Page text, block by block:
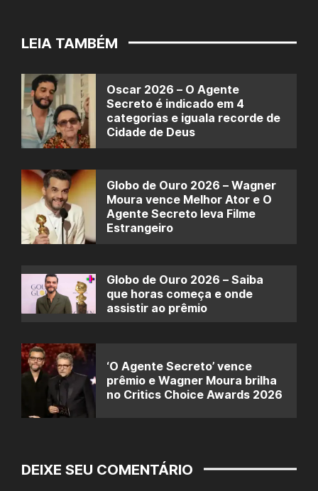
LEIA TAMBÉM
Oscar 2026 – O Agente
Secreto é indicado em 4
categorias e iguala recorde de
Cidade de Deus
Globo de Ouro 2026 – Wagner
Moura vence Melhor Ator e O
Agente Secreto leva Filme
Estrangeiro
Globo de Ouro 2026 – Saiba
que horas começa e onde
assistir ao prêmio
‘O Agente Secreto’ vence
prêmio e Wagner Moura brilha
no Critics Choice Awards 2026
DEIXE SEU COMENTÁRIO